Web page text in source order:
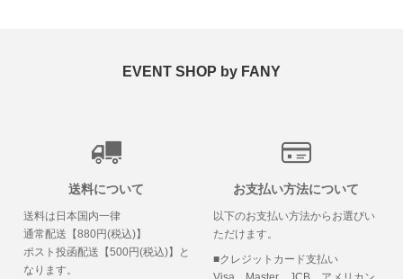
EVENT SHOP by FANY